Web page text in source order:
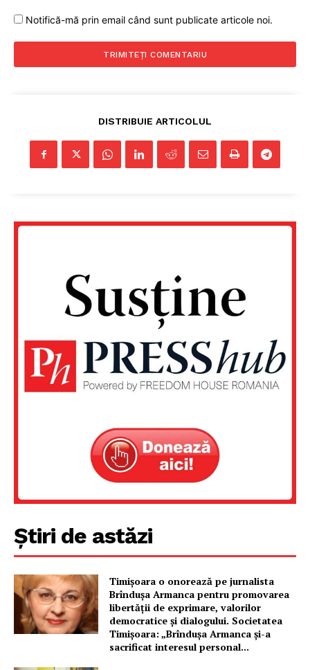
Un proiect
FREEDOM HOUSE ROMÂNIA
Notifică-mă prin email când sunt publicate articole noi.
DISTRIBUIE ARTICOLUL
Știri de astăzi
Timișoara o onorează pe jurnalista
Brîndușa Armanca pentru promovarea
libertății de exprimare, valorilor
democratice și dialogului. Societatea
Timișoara: „Brîndușa Armanca și-a
sacrificat interesul personal...